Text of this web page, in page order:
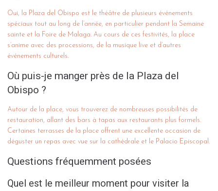
Oui, la Plaza del Obispo est le théâtre de plusieurs événements
spéciaux tout au long de l’année, en particulier pendant la Semaine
sainte et la Foire de Malaga. Au cours de ces festivités, la place
s’anime avec des processions, de la musique live et d’autres
événements culturels.
Où puis-je manger près de la Plaza del
Obispo ?
Autour de la place, vous trouverez de nombreuses possibilités de
restauration, allant des bars à tapas aux restaurants plus formels.
Certaines terrasses de la place offrent une excellente occasion de
déguster un repas avec vue sur la cathédrale et le Palacio Episcopal.
Questions fréquemment posées
Quel est le meilleur moment pour visiter la